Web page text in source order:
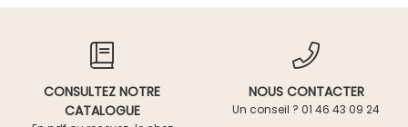
CONSULTEZ NOTRE
CATALOGUE
NOUS CONTACTER
Un conseil ? 01 46 43 09 24